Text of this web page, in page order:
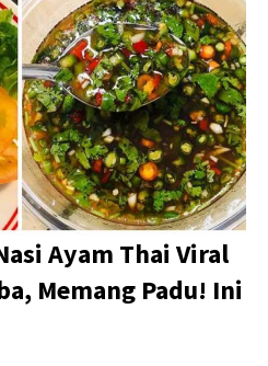
Ayam Thai Viral
Memang Padu! Ini